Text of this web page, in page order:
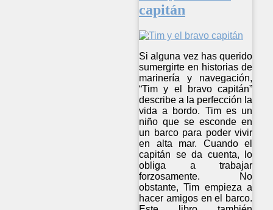
capitán
Si alguna vez has querido
sumergirte en historias de
marinería y navegación,
“Tim y el bravo capitán”
describe a la perfección la
vida a bordo. Tim es un
niño que se esconde en
un barco para poder vivir
en alta mar. Cuando el
capitán se da cuenta, lo
obliga a trabajar
forzosamente. No
obstante, Tim empieza a
hacer amigos en el barco.